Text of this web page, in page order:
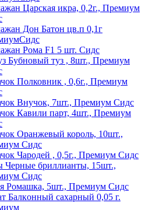
Царская икра, 0,2г., Премиум
Дон Батон цв.п 0,1г
Рома F1 5 шт. Сидс
Бубновый туз , 8шт., Премиум
Полковник , 0,6г., Премиум
Внучок, 7шт., Премиум Сидс
Кавили парт, 4шт., Премиум
Оранжевый король, 10шт.,
Сидс
Чародей , 0,5г., Премиум Сидс
Черные бриллианты, 15шт.,
Сидс
Ромашка, 5шт., Премиум Сидс
Бaлкoнный caxapный 0,05 г.